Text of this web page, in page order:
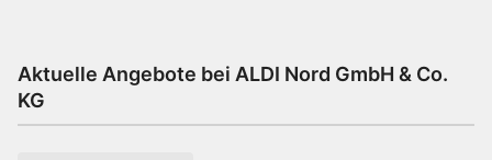
Aktuelle Angebote bei ALDI Nord GmbH & Co.
KG